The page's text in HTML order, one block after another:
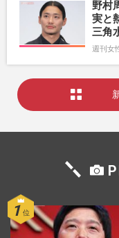
野村
実と
三角
週刊女